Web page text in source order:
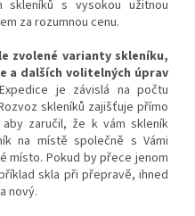
skleníků s vysokou užitnou
za rozumnou cenu.
zvolené varianty skleníku,
a dalších volitelných úprav
Expedice je závislá na počtu
skleníků zajišťuje přímo
zaručil, že k vám skleník
na místě společně s Vámi
místo. Pokud by přece jenom
skla při přepravě, ihned
nový.